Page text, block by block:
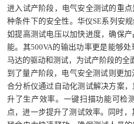
进入试产阶段，电气安全测试的重
种条件下的安全性。华仪SE系列安
如提高测试电压以加快进度，确保
能。其500VA的输出功率更是能够
马达的驱动和测试，为试产阶段的全
到了量产阶段，电气安全测试则更
合分析仪通过自动化测试解决方案
升了生产效率。一键扫描功能可检
点，进一步提升了测试效率。同时